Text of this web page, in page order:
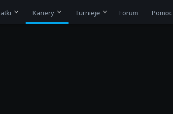
Kariery Turnieje Forum Pomoc